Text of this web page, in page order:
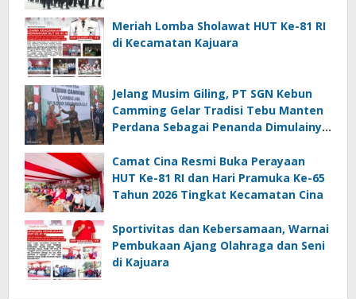
Meriah Lomba Sholawat HUT Ke-81 RI
di Kecamatan Kajuara
Jelang Musim Giling, PT SGN Kebun
Camming Gelar Tradisi Tebu Manten
Perdana Sebagai Penanda Dimulainya
Camat Cina Resmi Buka Perayaan
HUT Ke-81 RI dan Hari Pramuka Ke-65
Tahun 2026 Tingkat Kecamatan Cina
Sportivitas dan Kebersamaan, Warnai
Pembukaan Ajang Olahraga dan Seni
di Kajuara